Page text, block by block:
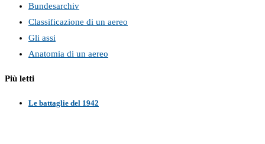
Bundesarchiv
Classificazione di un aereo
Gli assi
Anatomia di un aereo
Più letti
Le battaglie del 1942